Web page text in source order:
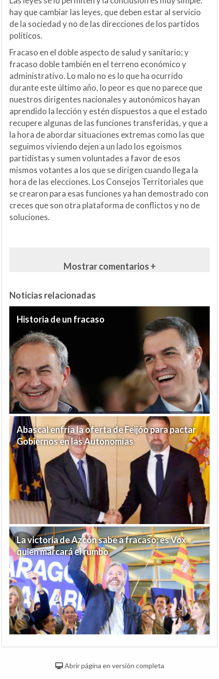
hay que cambiar las leyes, que deben estar al servicio
de la sociedad y no de las direcciones de los partidos
políticos.
Fracaso en el doble aspecto de salud y sanitario; y
fracaso doble también en el terreno económico y
administrativo. Lo malo no es lo que ha ocurrido
durante este último año, lo peor es que no parece que
nuestros dirigentes nacionales y autonómicos hayan
aprendido la lección y estén dispuestos a que el estado
recupere algunas de las funciones transferidas, y que a
la hora de abordar situaciones extremas como las que
seguimos viviendo dejen a un lado los egoismos
partidistas y sumen voluntades a favor de esos
mismos votantes a los que se dirigen cuando llega la
hora de las elecciones. Los Consejos Territoriales que
se crearon para esas funciones ya han demostrado con
creces que son otra plataforma de conflictos y no de
soluciones.
Mostrar comentarios +
Noticias relacionadas
Historia de un fracaso
Abascal enfría la oferta de Feijóo para pactar
Gobiernos en las Autonomías
La victoria de Azcón sabe a fracaso: es Vox
quien marcará el rumbo
Abrir página en versión completa